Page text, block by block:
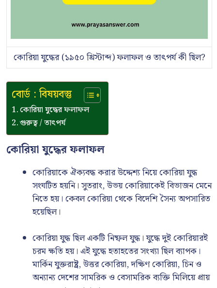
কোরিয়া যুদ্ধের (১৯৫০ খ্রিস্টাব্দ) ফলাফল ও তাৎপর্য কী ছিল?
বোর্ড : বিষয়বস্তু
কোরিয়া যুদ্ধের ফলাফল
গুরুত্ব / তাৎপর্য
কোরিয়া যুদ্ধের ফলাফল
কোরিয়াকে ঐক্যবদ্ধ করার উদ্দেশ্য নিয়ে কোরিয়া যুদ্ধ
সংঘটিত হয়নি। সুতরাং, উভয় কোরিয়াকেই বিভাজন মেনে
নিতে হয়। কেবল কোরিয়া থেকে বিদেশি সৈন্য অপসারিত
হয়েছিল।
কোরিয়া যুদ্ধ ছিল একটি নিষ্ফল যুদ্ধ। যুদ্ধে দুই কোরিয়ারই
চরম ক্ষতি হয়। এই যুদ্ধে হতাহতের সংখ্যা ছিল ব্যাপক।
মার্কিন যুক্তরাষ্ট্র, উত্তর কোরিয়া, দক্ষিণ কোরিয়া, চিন ও
অন্যান্য দেশের সামরিক ও বেসামরিক ব্যক্তি মিলিয়ে প্রায়